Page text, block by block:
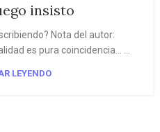
insisto
Nota del autor:
es pura coincidencia… ...
LEYENDO